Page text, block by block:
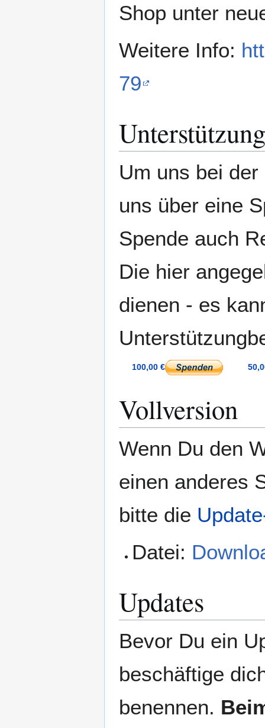
Shop unter
Weitere Info:
79
Um uns bei
uns über eine
Spende auch
Die hier
dienen - es
100,00 €
Vollversion
Wenn Du den
einen anderes
bitte die
Datei:
Updates
Bevor Du ein
beschäftige
benennen.